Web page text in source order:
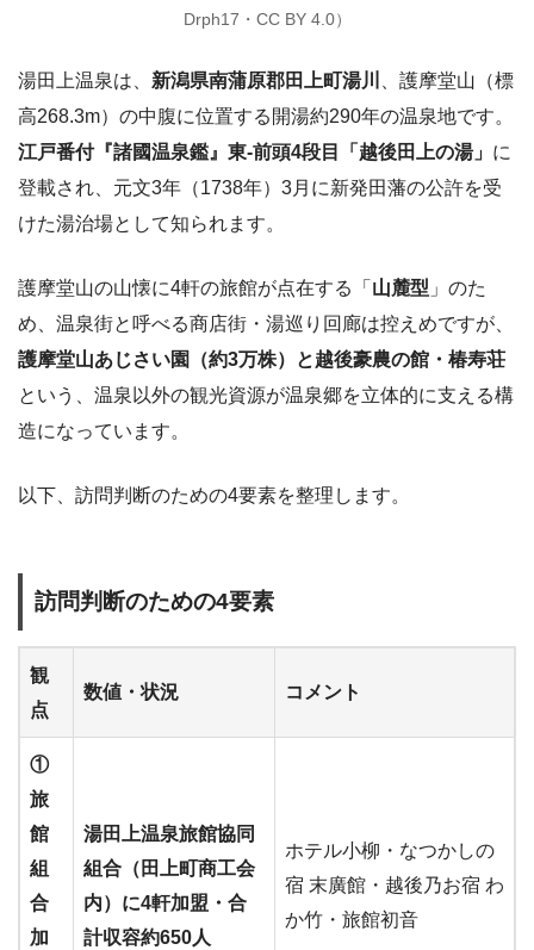
Drph17・CC BY 4.0）
湯田上温泉は、 新潟県南蒲原郡田上町湯川
、護摩堂山（標
高268.3m）の中腹に位置する開湯約290年の温泉地です。
江戸番付『諸國温泉鑑』東-前頭4段目「越後田上の湯」 に
登載され、元文3年（1738年）3月に新発田藩の公許を受
けた湯治場として知られます。
護摩堂山の山懐に4軒の旅館が点在する「 山麓型 」のた
め、温泉街と呼べる商店街・湯巡り回廊は控えめですが、
護摩堂山あじさい園（約3万株）と越後豪農の館・椿寿荘
という、温泉以外の観光資源が温泉郷を立体的に支える構
造になっています。
以下、訪問判断のための4要素を整理します。
訪問判断のための4要素
観
点
数値・状況 コメント
①
旅
館
組
合
加
湯田上温泉旅館協同
組合（田上町商工会
内）に4軒加盟・合
計収容約650人
ホテル小柳・なつかしの
宿 末廣館・越後乃お宿 わ
か竹・旅館初音